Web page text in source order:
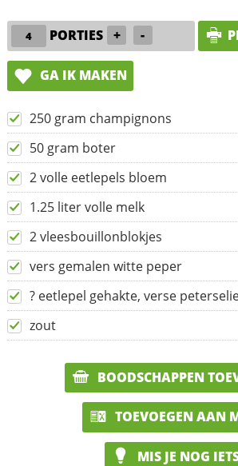
PORTIES + -
GA IK MAKEN
250 gram champignons
50 gram boter
2 volle eetlepels bloem
1.25 liter volle melk
2 vleesbouillonblokjes
vers gemalen witte peper
? eetlepel gehakte, verse
zout
BOODSCHAPPEN
TOEVOEGEN AAN
MIS JE NOG